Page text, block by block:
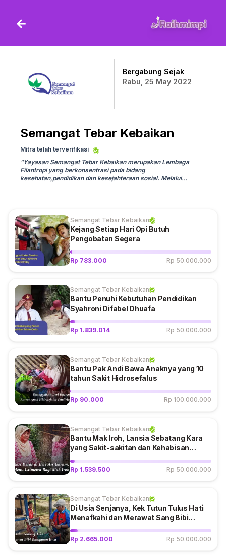
Bergabung Sejak
Rabu, 25 May 2022
Semangat Tebar Kebaikan
Mitra telah terverifikasi
"Yayasan Semangat Tebar Kebaikan merupakan Lembaga
Filantropi yang berkonsentrasi pada bidang
kesehatan,pendidikan dan kesejahteraan sosial. Melalui
Indonesia Nomor AHU-0009452.AH.01.04.Tahun 2020Yayasan
Semangat Tebar Kebaikan Jl. Capricorn No.35 RT.09 RW.06
Kelurahan Gumuruh Kecamatan Batununggal Bandung 40275
Semangat Tebar Kebaikan
Kejang Setiap Hari Opi Butuh
Pengobatan Segera
Rp 783.000 Rp 50.000.000
Semangat Tebar Kebaikan
Bantu Penuhi Kebutuhan Pendidikan
Syahroni Difabel Dhuafa
Rp 1.839.014 Rp 50.000.000
Semangat Tebar Kebaikan
Bantu Pak Andi Bawa Anaknya yang 10
tahun Sakit Hidrosefalus
Rp 90.000 Rp 100.000.000
Semangat Tebar Kebaikan
Bantu Mak Iroh, Lansia Sebatang Kara
yang Sakit-sakitan dan Kehabisan
Rp 1.539.500 Rp 50.000.000
Semangat Tebar Kebaikan
Di Usia Senjanya, Kek Tutun Tulus Hati
Menafkahi dan Merawat Sang Bibi
Rp 2.665.000 Rp 50.000.000